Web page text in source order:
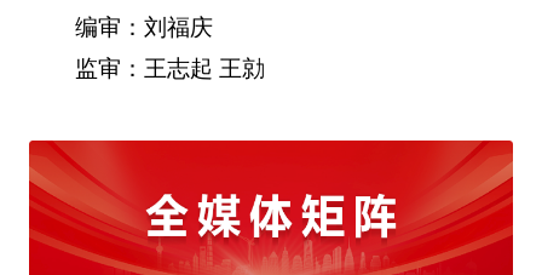
编审：刘福庆
监审：王志起 王勍